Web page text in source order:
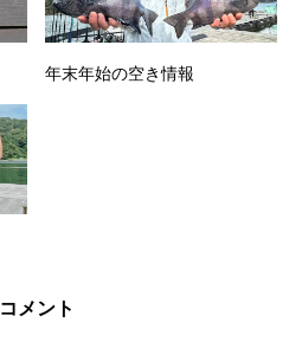
年末年始の空き情報
コメント